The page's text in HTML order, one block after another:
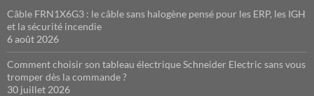
Câble FRN1X6G3 : le câble sans halogène pensé pour les ERP, les IGH
et la sécurité incendie
6 août 2026
Comment choisir son tableau électrique Schneider Electric sans vous
tromper dès la commande ?
30 juillet 2026